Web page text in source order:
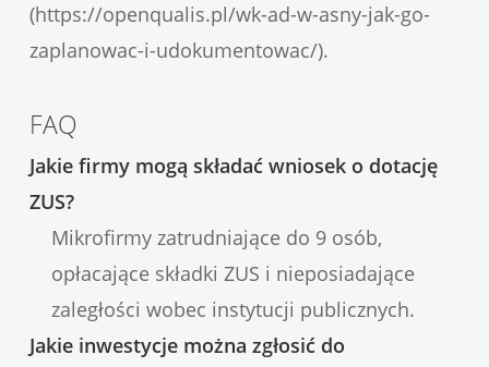
(https://openqualis.pl/wk-ad-w-asny-jak-go-
zaplanowac-i-udokumentowac/).
FAQ
Jakie firmy mogą składać wniosek o dotację
ZUS?
Mikrofirmy zatrudniające do 9 osób,
opłacające składki ZUS i nieposiadające
zaległości wobec instytucji publicznych.
Jakie inwestycje można zgłosić do